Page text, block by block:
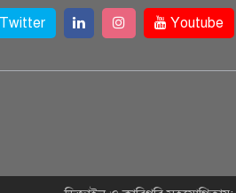
Twitter Youtube